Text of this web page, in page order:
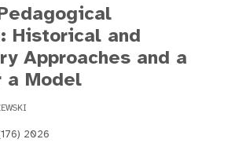
Historical and
Approaches and a
a Model
2026